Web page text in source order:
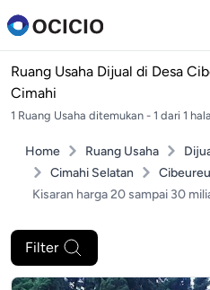
Ruang Usaha Dijual di Desa
Cimahi
1 Ruang Usaha ditemukan - 1 dari 1
Home Ruang Usaha
Cimahi Selatan
Kisaran harga 20 sampai 30
Filter